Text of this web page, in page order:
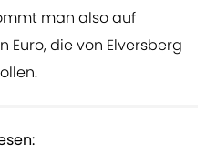
man also auf
Euro, die von Elversberg